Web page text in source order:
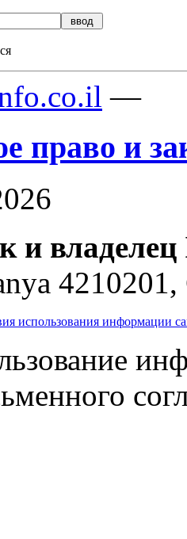
—
право и
и
использования информации